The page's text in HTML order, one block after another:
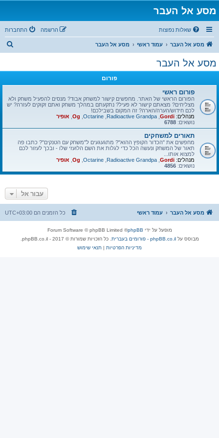
מסע אל העבר
שאלות נפוצות התחברות הרשמה
מסע אל העבר עמוד ראשי מסע אל העבר
מסע אל העבר
פורום
פורום ראשי
הפורום הראשי של האתר. מחפשים קישור למשחק אבוד? מנסים להפעיל משחק ולא
מצליחים? מצאתם קישור לא פעיל? נתקעתם במהלך משחק ואתם זקוקים לעזרה? יש
לכם חידוש/הערה/הארה? זה המקום בשבילכם!
מנהלים: Gordi
Radioactive Grandpa
Octarine
Og אופיר
נושאים: 6788
תאורים למשחקים
מחפשים את "הכדור הקופץ ההוא"? מתגעגעים ל"משחק עם הטנקים"? כתבו פה
תאור של המשחק ונעשה הכל כדי לגלות את השם הלועזי שלו - ובכך לעזור לכם
למצוא אותו...
מנהלים: Gordi
Radioactive Grandpa
Octarine
Og אופיר
נושאים: 4856
עבור אל
מסע אל העבר עמוד ראשי כל הזמנים הם UTC+03:00
מופעל על ידי phpBB
® Forum Software © phpBB Limited
מבוסס עלphpBB.co.il - פורומים בעברית
. כל הזכויות שמורות © 2017 - phpBB.co.il.
מדיניות הפרטיות | תנאי שימוש